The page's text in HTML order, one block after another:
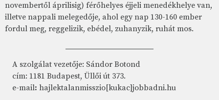
novembertől áprilisig) férőhelyes éjjeli menedékhelye van,
illetve nappali melegedője, ahol egy nap 130-160 ember
fordul meg, reggelizik, ebédel, zuhanyzik, ruhát mos.
A szolgálat vezetője: Sándor Botond
cím: 1181 Budapest, Üllői út 373.
e-mail: hajlektalanmisszio[kukac]jobbadni.hu